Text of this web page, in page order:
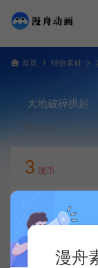
首页 特效素材
大地破碎拱起
6,263
3 漫币
立即
漫舟